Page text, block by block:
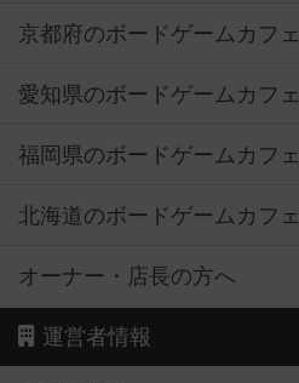
京都府のボードゲームカフェ
愛知県のボードゲームカフェ
福岡県のボードゲームカフェ
北海道のボードゲームカフェ
オーナー・店長の方へ
運営者情報